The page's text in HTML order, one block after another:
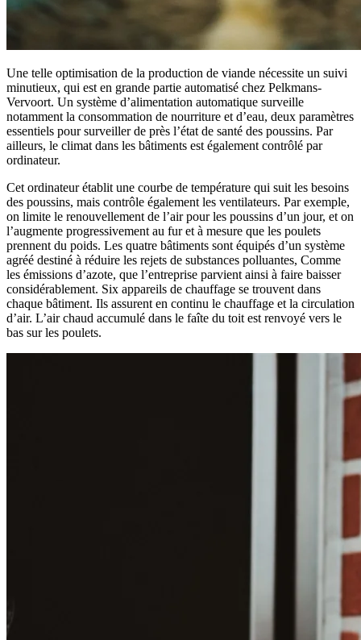
Une telle optimisation de la production de viande nécessite un suivi
minutieux, qui est en grande partie automatisé chez Pelkmans-
Vervoort. Un système d’alimentation automatique surveille
notamment la consommation de nourriture et d’eau, deux paramètres
essentiels pour surveiller de près l’état de santé des poussins. Par
ailleurs, le climat dans les bâtiments est également contrôlé par
ordinateur.
Cet ordinateur établit une courbe de température qui suit les besoins
des poussins, mais contrôle également les ventilateurs. Par exemple,
on limite le renouvellement de l’air pour les poussins d’un jour, et on
l’augmente progressivement au fur et à mesure que les poulets
prennent du poids. Les quatre bâtiments sont équipés d’un système
agréé destiné à réduire les rejets de substances polluantes, Comme
les émissions d’azote, que l’entreprise parvient ainsi à faire baisser
considérablement. Six appareils de chauffage se trouvent dans
chaque bâtiment. Ils assurent en continu le chauffage et la circulation
d’air. L’air chaud accumulé dans le faîte du toit est renvoyé vers le
bas sur les poulets.